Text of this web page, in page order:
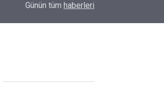
Kanlı saldırıların ardından okullarda yeni dönem
Günün tüm haberleri